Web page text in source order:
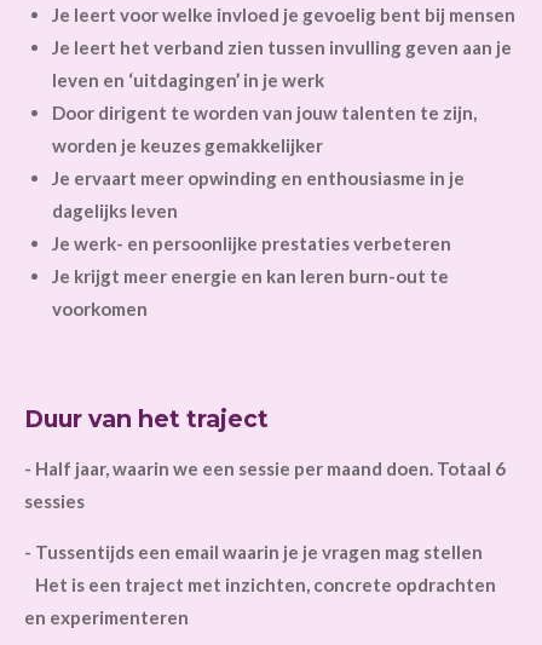
Je leert voor welke invloed je gevoelig bent bij mensen
Je leert het verband zien tussen invulling geven aan je
leven en ‘uitdagingen’ in je werk
Door dirigent te worden van jouw talenten te zijn,
worden je keuzes gemakkelijker
Je ervaart meer opwinding en enthousiasme in je
dagelijks leven
Je werk- en persoonlijke prestaties verbeteren
Je krijgt meer energie en kan leren burn-out te
voorkomen
Duur van het traject
- Half jaar, waarin we een sessie per maand doen. Totaal 6
sessies
- Tussentijds een email waarin je je vragen mag stellen
Het is een traject met inzichten, concrete opdrachten
en experimenteren